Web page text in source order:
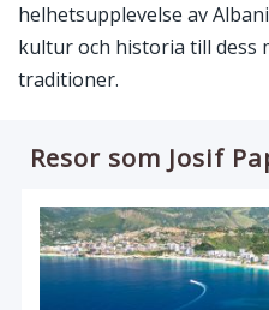
helhetsupplevelse av
kultur och historia till dess
traditioner.
Resor som Josif